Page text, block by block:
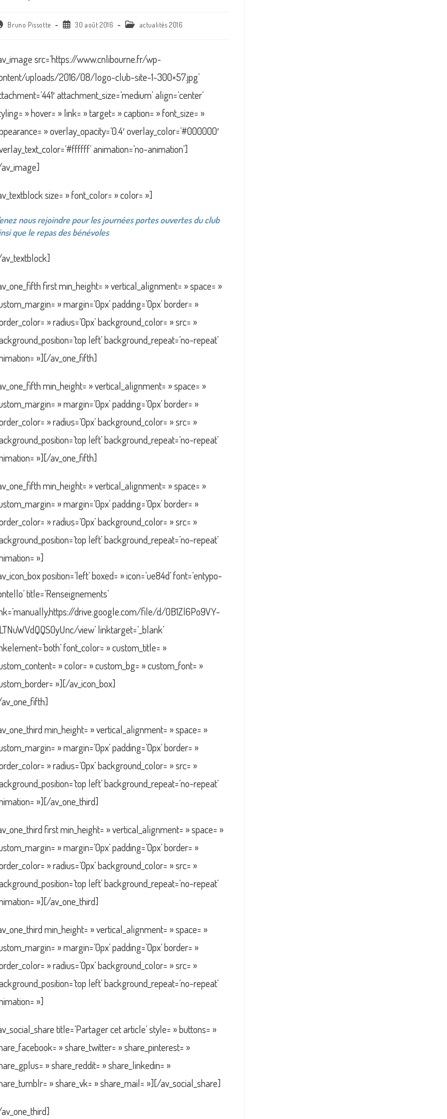
autrice
:
Bruno Pissotte
Publication
30 août 2016
Post actualités 2016
src=’https://www.cnlibourne.fr/wp-
uploads/2016/08/logo-club-site-1-300×57.jpg’
attachment_size=’medium’ align=’center’
» hover= » link= » target= » caption= » font_size= »
» overlay_opacity=’0.4′ overlay_color=’#000000′
animation=’no-animation’]
size= » font_color= » color= »]
nous rejoindre pour les journées portes ouvertes du club
que le repas des bénévoles
first min_height= » vertical_alignment= » space= »
» margin=’0px’ padding=’0px’ border= »
» radius=’0px’ background_color= » src= »
left’ background_repeat=’no-repeat’
»][/av_one_fifth]
min_height= » vertical_alignment= » space= »
» margin=’0px’ padding=’0px’ border= »
» radius=’0px’ background_color= » src= »
left’ background_repeat=’no-repeat’
»][/av_one_fifth]
min_height= » vertical_alignment= » space= »
» margin=’0px’ padding=’0px’ border= »
» radius=’0px’ background_color= » src= »
left’ background_repeat=’no-repeat’
»]
position=’left’ boxed= » icon=’ue84d’ font=’entypo-
title=’Renseignements’
drive.google.com/file/d/0B1Zl6Po9VY-
view’ linktarget=’_blank’
font_color= » custom_title= »
» color= » custom_bg= » custom_font= »
»][/av_icon_box]
min_height= » vertical_alignment= » space= »
» margin=’0px’ padding=’0px’ border= »
» radius=’0px’ background_color= » src= »
left’ background_repeat=’no-repeat’
»][/av_one_third]
first min_height= » vertical_alignment= » space= »
» margin=’0px’ padding=’0px’ border= »
» radius=’0px’ background_color= » src= »
left’ background_repeat=’no-repeat’
»][/av_one_third]
min_height= » vertical_alignment= » space= »
» margin=’0px’ padding=’0px’ border= »
» radius=’0px’ background_color= » src= »
left’ background_repeat=’no-repeat’
»]
title=’Partager cet article’ style= » buttons= »
» share_twitter= » share_pinterest= »
» share_reddit= » share_linkedin= »
» share_vk= » share_mail= »][/av_social_share]